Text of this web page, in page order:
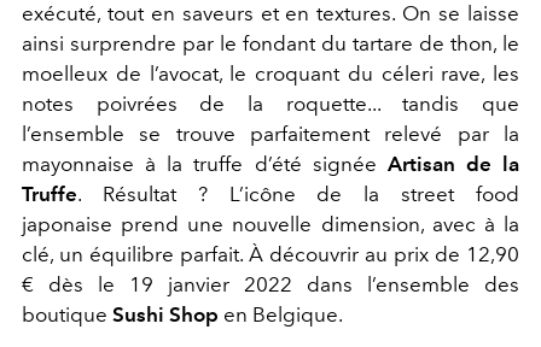
exécuté, tout en saveurs et en textures. On se laisse
ainsi surprendre par le fondant du tartare de thon, le
moelleux de l’avocat, le croquant du céleri rave, les
notes poivrées de la roquette... tandis que
l’ensemble se trouve parfaitement relevé par la
mayonnaise à la truffe d’été signée Artisan de la
Truffe. Résultat ? L’icône de la street food
japonaise prend une nouvelle dimension, avec à la
clé, un équilibre parfait. À découvrir au prix de 12,90
€ dès le 19 janvier 2022 dans l’ensemble des
boutique Sushi Shop en Belgique.